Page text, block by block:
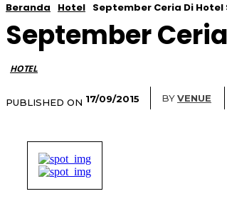
Beranda Hotel September Ceria Di
September
HOTEL
PUBLISHED ON 17/09/2015 BYVENUE